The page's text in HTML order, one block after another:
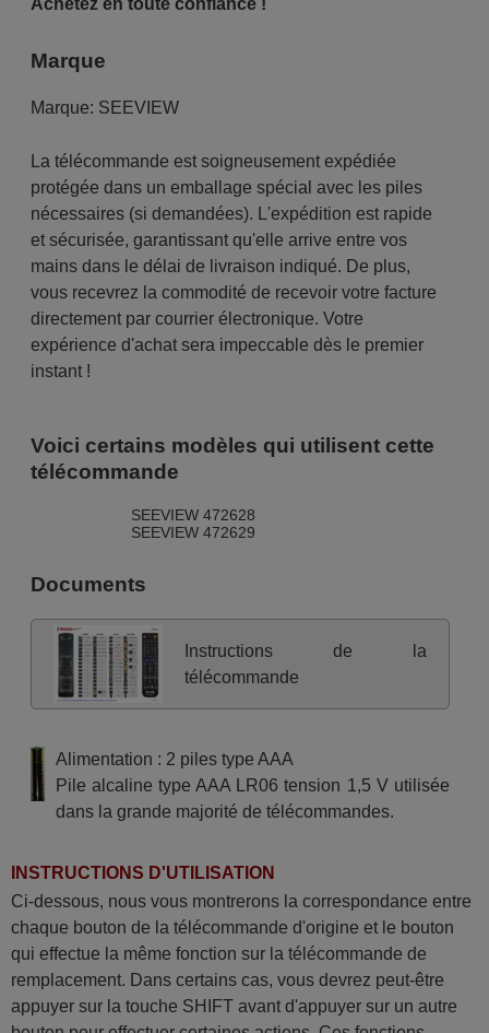
Marque
Marque: SEEVIEW
La télécommande est soigneusement expédiée
protégée dans un emballage spécial avec les piles
nécessaires (si demandées). L'expédition est rapide
et sécurisée, garantissant qu'elle arrive entre vos
mains dans le délai de livraison indiqué. De plus,
vous recevrez la commodité de recevoir votre facture
directement par courrier électronique. Votre
expérience d'achat sera impeccable dès le premier
instant !
Voici certains modèles qui utilisent cette
télécommande
SEEVIEW 472628
SEEVIEW 472629
Documents
Instructions de la
télécommande
Alimentation : 2 piles type AAA
Pile alcaline type AAA LR06 tension 1,5 V utilisée
dans la grande majorité de télécommandes.
INSTRUCTIONS D'UTILISATION
Ci-dessous, nous vous montrerons la correspondance entre
chaque bouton de la télécommande d'origine et le bouton
qui effectue la même fonction sur la télécommande de
remplacement. Dans certains cas, vous devrez peut-être
appuyer sur la touche SHIFT avant d'appuyer sur un autre